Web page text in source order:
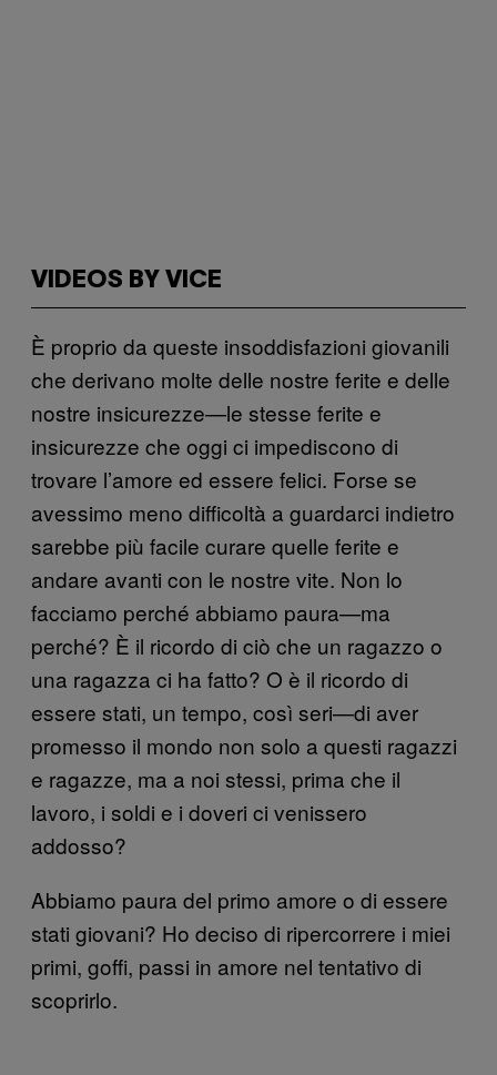
VIDEOS BY VICE
È proprio da queste insoddisfazioni giovanili
che derivano molte delle nostre ferite e delle
nostre insicurezze—le stesse ferite e
insicurezze che oggi ci impediscono di
trovare l’amore ed essere felici. Forse se
avessimo meno difficoltà a guardarci indietro
sarebbe più facile curare quelle ferite e
andare avanti con le nostre vite. Non lo
facciamo perché abbiamo paura—ma
perché? È il ricordo di ciò che un ragazzo o
una ragazza ci ha fatto? O è il ricordo di
essere stati, un tempo, così seri—di aver
promesso il mondo non solo a questi ragazzi
e ragazze, ma a noi stessi, prima che il
lavoro, i soldi e i doveri ci venissero
addosso?
Abbiamo paura del primo amore o di essere
stati giovani? Ho deciso di ripercorrere i miei
primi, goffi, passi in amore nel tentativo di
scoprirlo.